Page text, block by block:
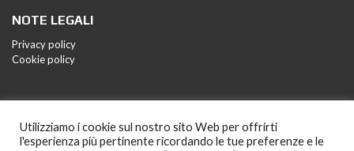
NOTE LEGALI
Privacy policy
Cookie policy
Utilizziamo i cookie sul nostro sito Web per offrirti
l'esperienza più pertinente ricordando le tue preferenze e le